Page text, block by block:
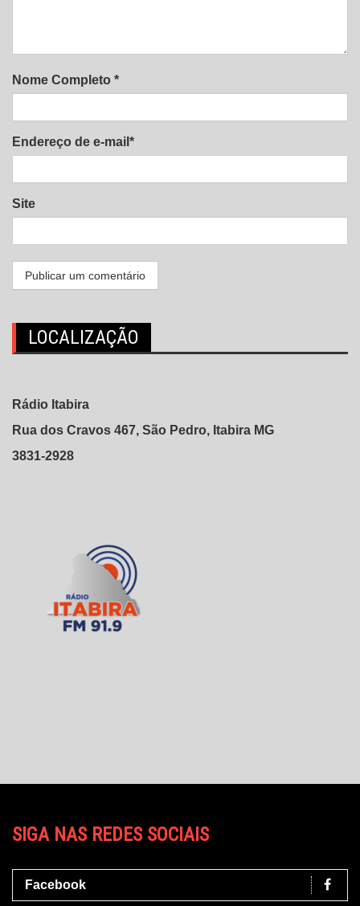
Nome Completo *
Endereço de e-mail*
Site
LOCALIZAÇÃO
Rádio Itabira
Rua dos Cravos 467, São Pedro, Itabira MG
3831-2928
SIGA NAS REDES SOCIAIS
Facebook